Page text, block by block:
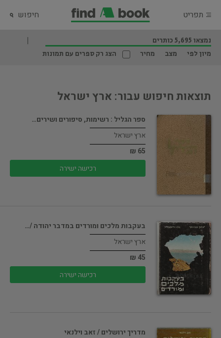
תפריט חיפוש
נמצאו 5,695 כותרים
מיון לפי
מצב מחיר הצג רק ספרים עם תמונות
תוצאות חיפוש עבור: ארץ ישראל
ספר הגליל : רשימות, סיפורים ושירים…
ארץ ישראל
65 ₪
רכישה ישירה
בעקבות מלכים ומורדים במדבר יהודה /…
ארץ ישראל
45 ₪
רכישה ישירה
מדריך ירושלים / זאב וילנאי